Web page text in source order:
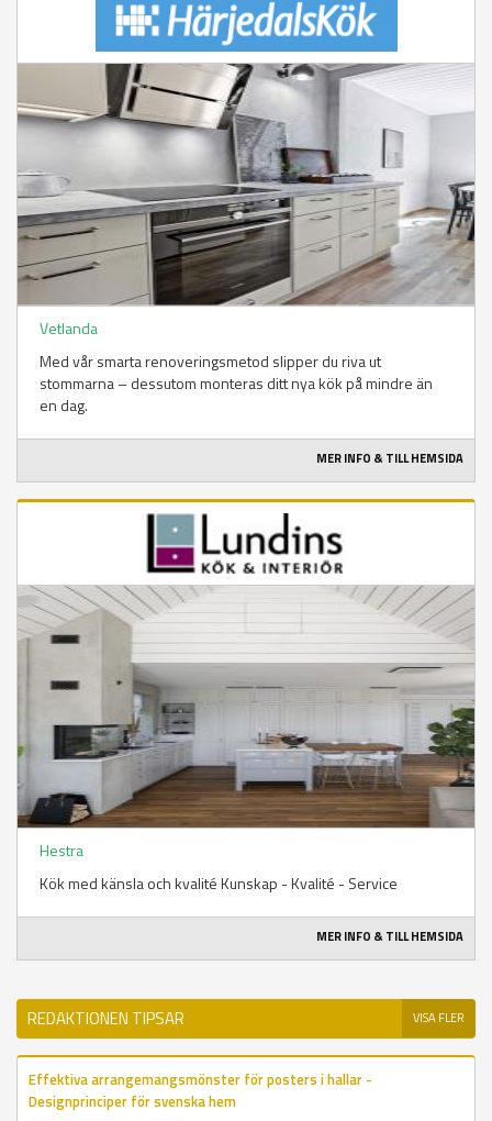
Vetlanda
Med vår smarta renoveringsmetod slipper du riva ut
stommarna – dessutom monteras ditt nya kök på mindre än
en dag.
MER INFO & TILL HEMSIDA
Hestra
Kök med känsla och kvalité Kunskap - Kvalité - Service
MER INFO & TILL HEMSIDA
REDAKTIONEN TIPSAR VISA FLER
Effektiva arrangemangsmönster för posters i hallar -
Designprinciper för svenska hem